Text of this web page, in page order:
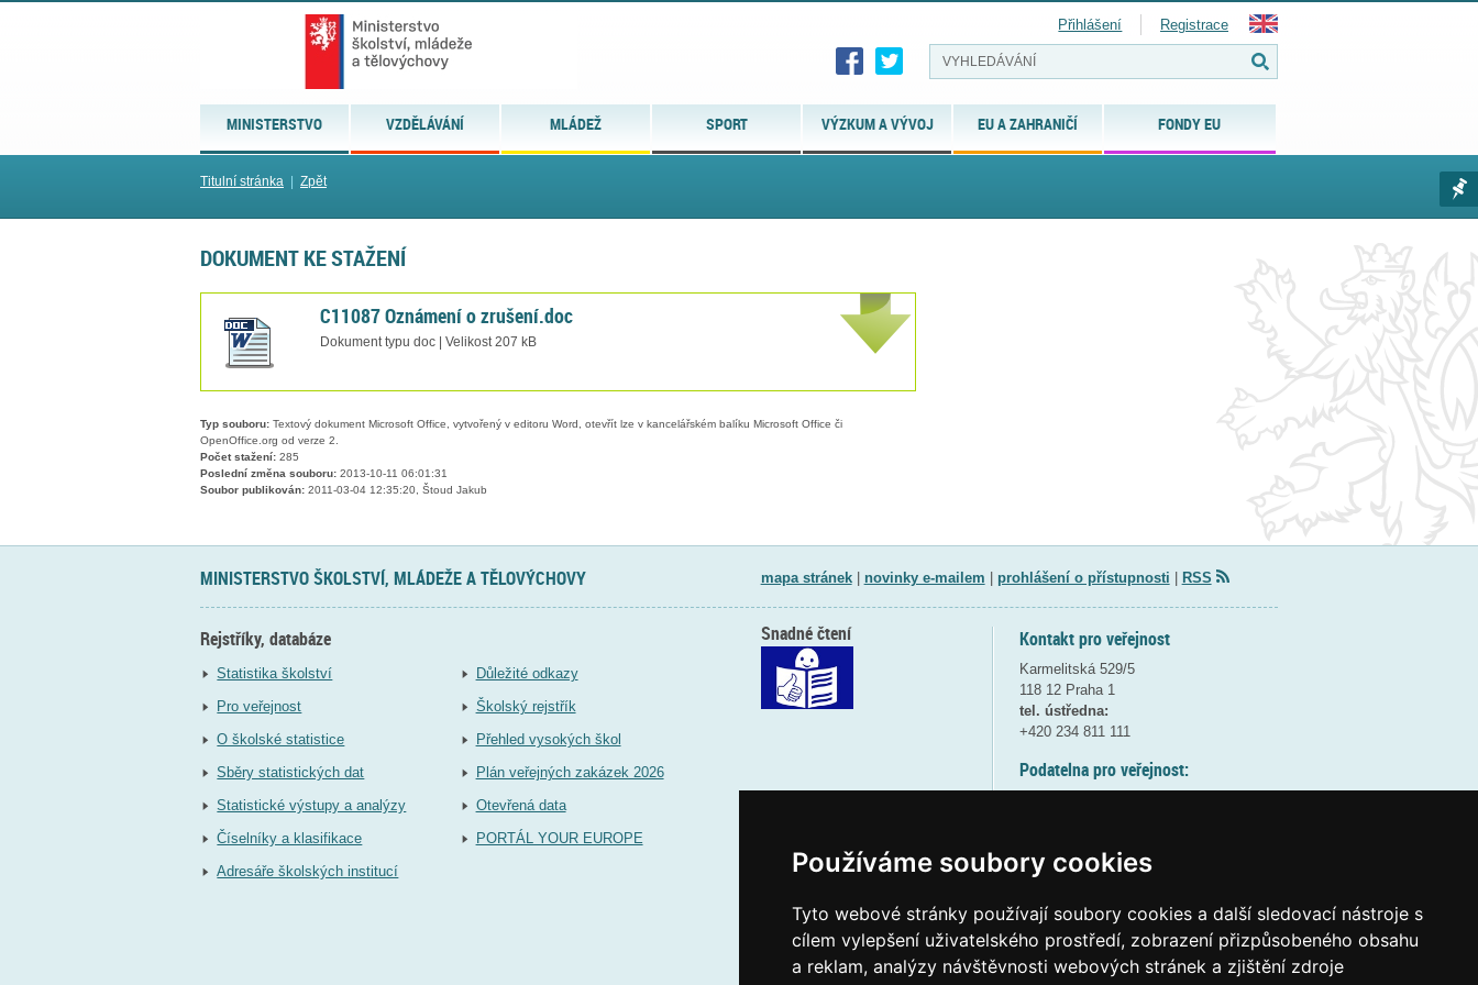
Používáme soubory cookies
Tyto webové stránky používají soubory cookies a další sledovací nástroje s
cílem vylepšení uživatelského prostředí, zobrazení přizpůsobeného obsahu
a reklam, analýzy návštěvnosti webových stránek a zjištění zdroje
MINISTERSTVO VZDĚLÁVÁNÍ MLÁDEŽ SPORT VÝZKUM A VÝVOJ EU A ZAHRANIČÍ FONDY EU
Přihlášení Registrace
Titulní stránka Zpět
DOKUMENT KE STAŽENÍ
C11087 Oznámení o zrušení.doc
Dokument typu doc | Velikost 207 kB
Typ souboru: Textový dokument Microsoft Office, vytvořený v editoru Word, otevřít lze v kancelářském balíku Microsoft Office či
OpenOffice.org od verze 2.
Počet stažení: 285
Poslední změna souboru: 2013-10-11 06:01:31
Soubor publikován: 2011-03-04 12:35:20, Štoud Jakub
MINISTERSTVO ŠKOLSTVÍ, MLÁDEŽE A TĚLOVÝCHOVY mapa stránek| novinky e-mailem prohlášení o přístupnosti RSS
Rejstříky, databáze
Statistika školství
Pro veřejnost
O školské statistice
Sběry statistických dat
Statistické výstupy a analýzy
Číselníky a klasifikace
Adresáře školských institucí
Důležité odkazy
Školský rejstřík
Přehled vysokých škol
Plán veřejných zakázek 2026
Otevřená data
PORTÁL YOUR EUROPE
Kontakt pro veřejnost
Karmelitská 529/5
118 12 Praha 1
tel. ústředna:
+420 234 811 111
Podatelna pro veřejnost:
(více informací
Elektronická podatelna:
posta@msmtgov cz
Snadné čtení